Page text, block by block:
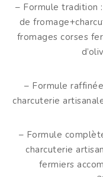
– Formule tradition
de
fromages corses
– Formule
charcuterie
– Formule
charcuterie
fermiers